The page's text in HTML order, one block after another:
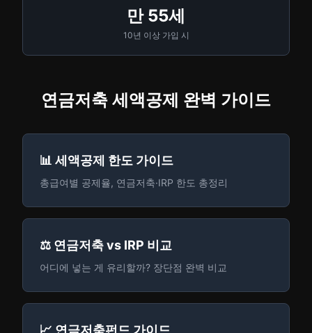
만 55세
10년 이상 가입 시
연금저축 세액공제 완벽 가이드
📊 세액공제 한도 가이드
총급여별 공제율, 연금저축·IRP 한도 총정리
⚖️ 연금저축 vs IRP 비교
어디에 넣는 게 유리할까? 장단점 완벽 비교
📈 연금저축펀드 가이드